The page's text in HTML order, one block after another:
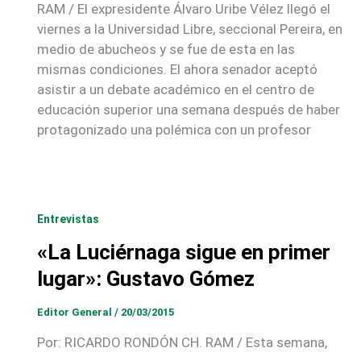
RAM / El expresidente Álvaro Uribe Vélez llegó el
viernes a la Universidad Libre, seccional Pereira, en
medio de abucheos y se fue de esta en las
mismas condiciones. El ahora senador aceptó
asistir a un debate académico en el centro de
educación superior una semana después de haber
protagonizado una polémica con un profesor
Entrevistas
«La Luciérnaga sigue en primer
lugar»: Gustavo Gómez
Editor General / 20/03/2015
Por: RICARDO RONDÓN CH. RAM / Esta semana,